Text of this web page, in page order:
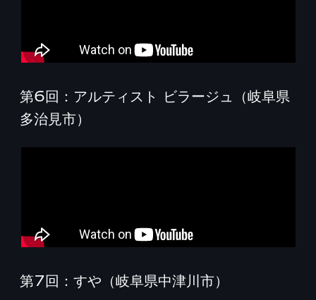
第6回：アルティスト ビラージュ（岐阜県
多治見市）
第7回：すや（岐阜県中津川市）